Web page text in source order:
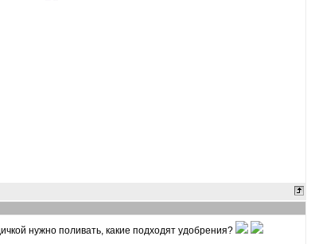
нужно поливать, какие подходят удобрения?